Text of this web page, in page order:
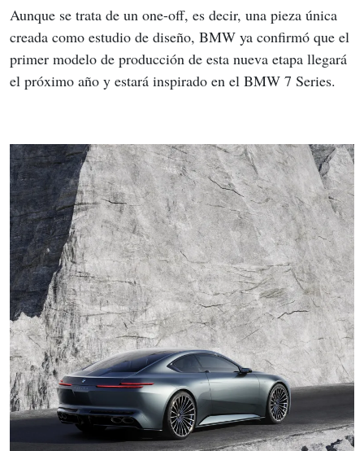
Aunque se trata de un one-off, es decir, una pieza única
creada como estudio de diseño, BMW ya confirmó que el
primer modelo de producción de esta nueva etapa llegará
el próximo año y estará inspirado en el BMW 7 Series.